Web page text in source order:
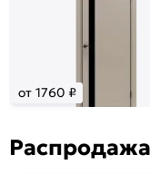
от 1760 ₽
Распродажа